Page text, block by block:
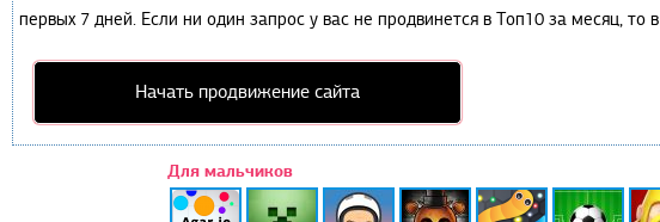
первых 7 дней. Если ни один запрос у вас не продвинется в Топ10 за месяц, то в
Начать продвижение сайта
Для мальчиков